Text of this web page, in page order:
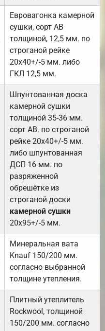
Евровагонка камерной
сушки, сорт АВ
толщиной, 12,5 мм. по
строганой рейке
20х40+/-5 мм. либо
ГКЛ 12,5 мм.
Шпунтованная доска
камерной сушки
толщиной 35-36 мм.
сорт АВ. по строганой
рейке 20х40+/-5 мм.
либо шпунтованная
ДСП 16 мм. по
разряженной
обрешётке из
строганой доски
камерной сушки
20х95+/-5 мм.
Минеральная вата
Knauf 150/200 мм.
согласно выбранной
толщине утепления.
Плитный утеплитель
Rockwool, толщиной
150/200 мм. согласно